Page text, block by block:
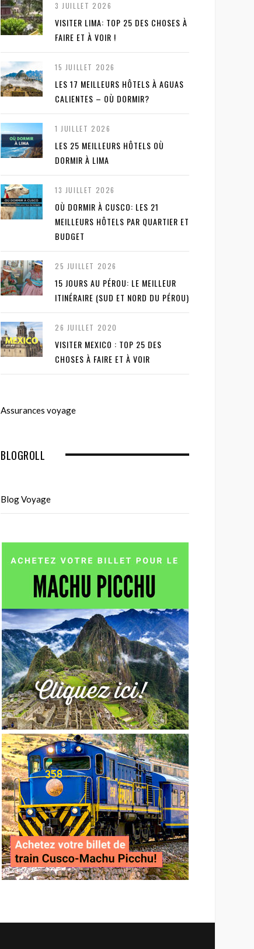
3 JUILLET 2026
VISITER LIMA: TOP 25 DES CHOSES À
FAIRE ET À VOIR !
15 JUILLET 2026
LES 17 MEILLEURS HÔTELS À AGUAS
CALIENTES – OÙ DORMIR?
1 JUILLET 2026
LES 25 MEILLEURS HÔTELS OÙ
DORMIR À LIMA
13 JUILLET 2026
OÙ DORMIR À CUSCO: LES 21
MEILLEURS HÔTELS PAR QUARTIER ET
BUDGET
25 JUILLET 2026
15 JOURS AU PÉROU: LE MEILLEUR
ITINÉRAIRE (SUD ET NORD DU PÉROU)
26 JUILLET 2020
VISITER MEXICO : TOP 25 DES
CHOSES À FAIRE ET À VOIR
Assurances voyage
BLOGROLL
Blog Voyage